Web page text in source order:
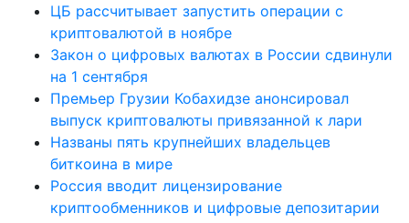
ЦБ рассчитывает запустить операции с
криптовалютой в ноябре
Закон о цифровых валютах в России сдвинули
на 1 сентября
Премьер Грузии Кобахидзе анонсировал
выпуск криптовалюты привязанной к лари
Названы пять крупнейших владельцев
биткоина в мире
Россия вводит лицензирование
криптообменников и цифровые депозитарии